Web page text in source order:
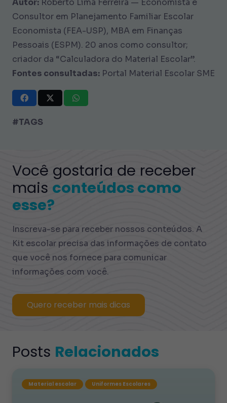
Autor: Roberto Lima Ferreira — Economista e
Consultor em Planejamento Familiar Escolar
Economista (FEA-USP), MBA em Finanças
Pessoais (ESPM). 20 anos como consultor;
criador da “Calculadora do Material Escolar”.
Fontes consultadas: Portal Material Escolar SME
#TAGS
Você gostaria de receber
mais conteúdos como
esse?
Inscreva-se para receber nossos conteúdos. A
Kit escolar precisa das informações de contato
que você nos fornece para comunicar
informações com você.
Quero receber mais dicas
Posts Relacionados
Material escolar Uniformes Escolares